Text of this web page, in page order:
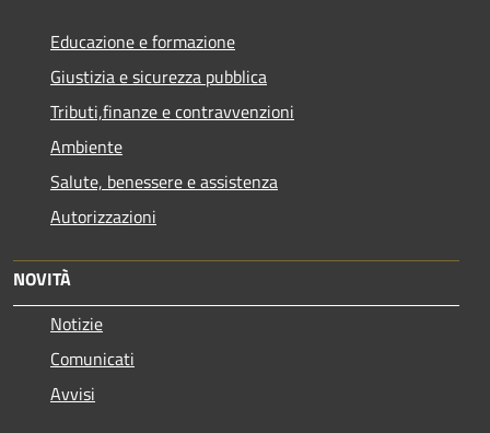
Educazione e formazione
Giustizia e sicurezza pubblica
Tributi,finanze e contravvenzioni
Ambiente
Salute, benessere e assistenza
Autorizzazioni
NOVITÀ
Notizie
Comunicati
Avvisi